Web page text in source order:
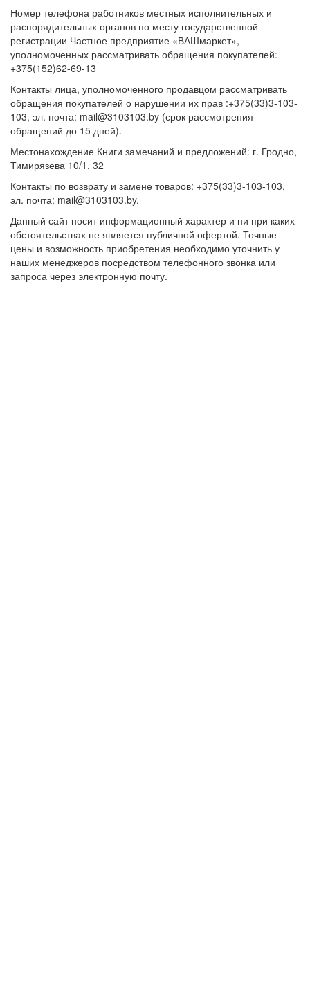
Номер телефона работников местных исполнительных и
распорядительных органов по месту государственной
регистрации Частное предприятие «ВАШмаркет»,
уполномоченных рассматривать обращения покупателей:
+375(152)62-69-13
Контакты лица, уполномоченного продавцом рассматривать
обращения покупателей о нарушении их прав :+375(33)3-103-
103, эл. почта: mail@3103103.by (срок рассмотрения
обращений до 15 дней).
Местонахождение Книги замечаний и предложений: г. Гродно,
Тимирязева 10/1, 32
Контакты по возврату и замене товаров: +375(33)3-103-103,
эл. почта: mail@3103103.by.
Данный сайт носит информационный характер и ни при каких
обстоятельствах не является публичной офертой. Точные
цены и возможность приобретения необходимо уточнить у
наших менеджеров посредством телефонного звонка или
запроса через электронную почту.